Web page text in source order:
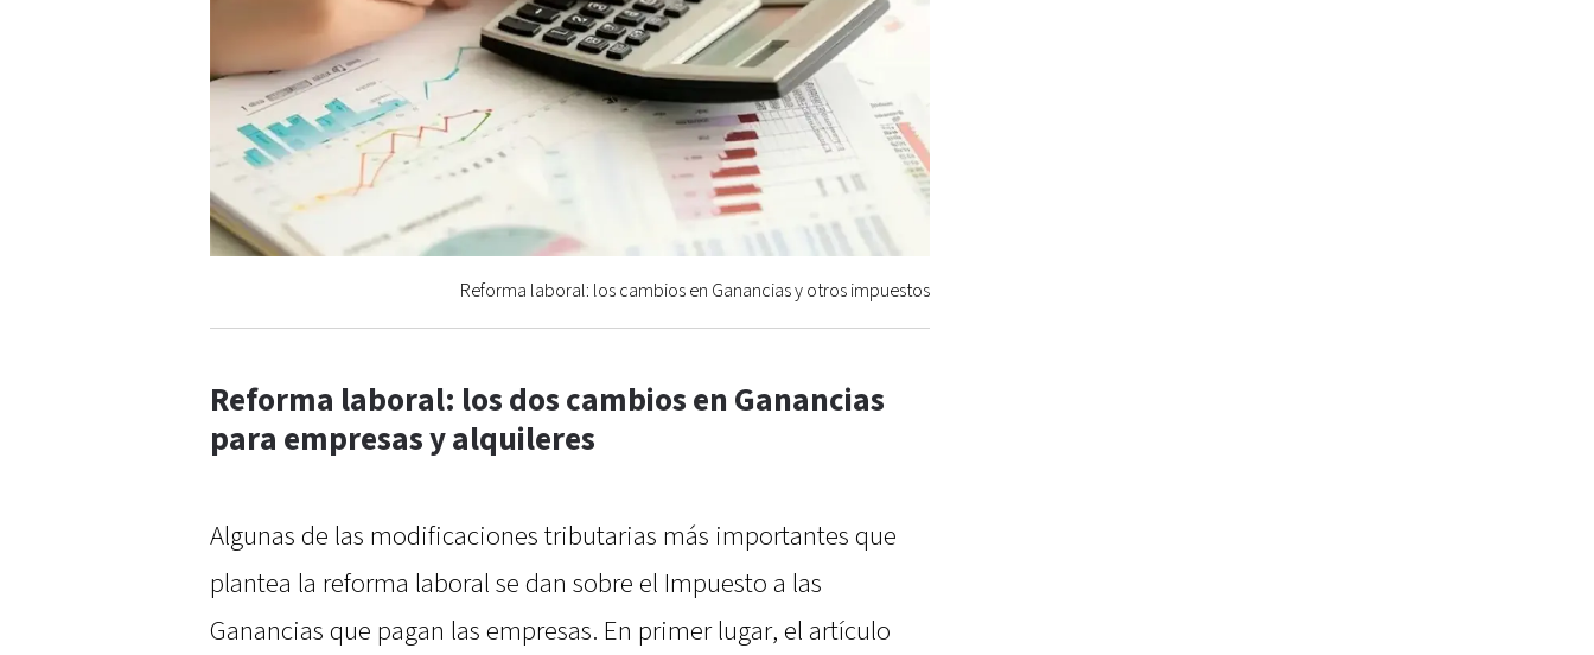
Reforma laboral: los cambios en Ganancias y otros impuestos
Reforma laboral: los dos cambios en Ganancias
para empresas y alquileres
Algunas de las modificaciones tributarias más importantes que
plantea la reforma laboral se dan sobre el Impuesto a las
Ganancias que pagan las empresas. En primer lugar, el artículo